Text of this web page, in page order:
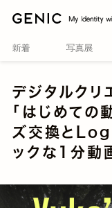
デジタルクリ
「はじめて
ズ交換とLog
ックな1分動